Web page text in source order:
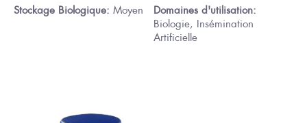
Stockage Biologique: Moyen
Domaines d'utilisation:
Biologie, Insémination
Artificielle